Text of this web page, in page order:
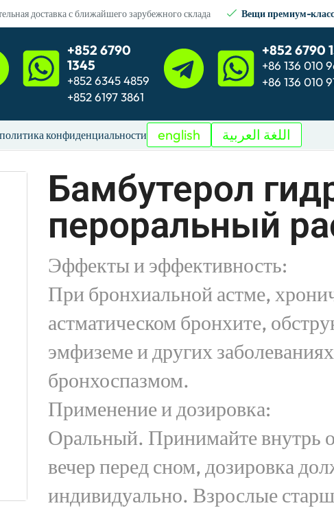
доставка с ближайшего зарубежного склада Вещи премиум-
+852 6790
1345
+852 6345 4859
+852 6197 3861
+852 6790
+86 136 010
+86 136 010
политика конфиденциальности english اللغة العربية
Бамбутерол
пероральный
Эффекты и эффективность:
При бронхиальной астме,
астматическом бронхите,
эмфиземе и других
бронхоспазмом.
Применение и дозировка:
Оральный. Принимайте внутрь
вечер перед сном, дозировка
индивидуально. Взрослые